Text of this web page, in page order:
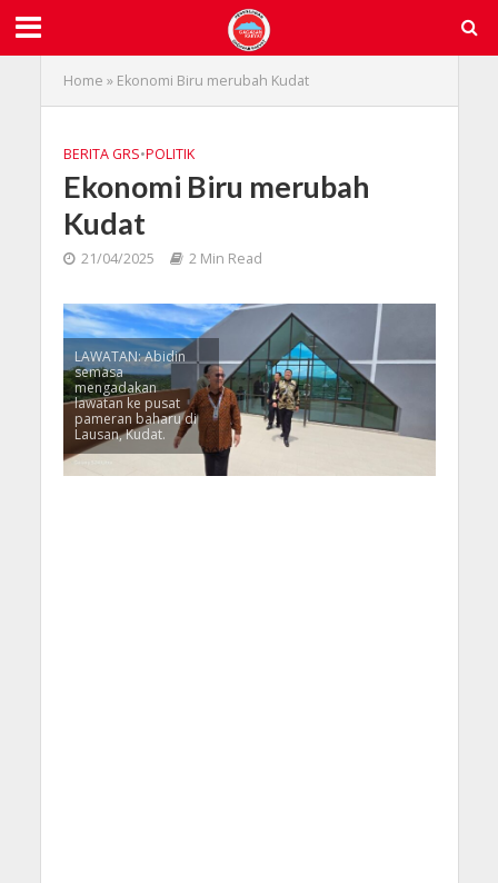
Home » Ekonomi Biru merubah Kudat
BERITA GRS•POLITIK
Ekonomi Biru merubah
Kudat
21/04/2025 2 Min Read
LAWATAN: Abidin
semasa
mengadakan
lawatan ke pusat
pameran baharu di
Lausan, Kudat.